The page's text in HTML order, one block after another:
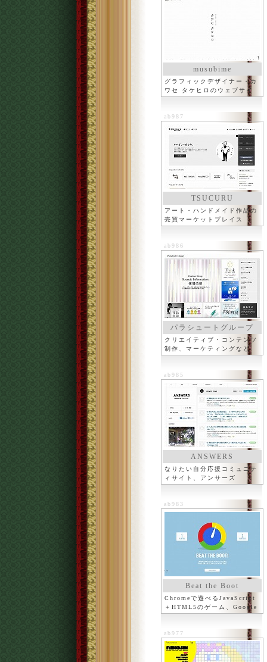
musubime
グラフィックデザイナー・カ
ワセ タケヒロのウェブサイ
ト
ab987
TSUCURU
アート・ハンドメイド作品の
売買マーケットプレイス
ab986
パラシュートグループ
クリエイティブ・コンテンツ
制作、マーケティングなど
ab985
ANSWERS
なりたい自分応援コミュニテ
ィサイト、アンサーズ
ab983
Beat the Boot
Chromeで遊べるJavaScript
＋HTML5のゲーム、Google
ab977